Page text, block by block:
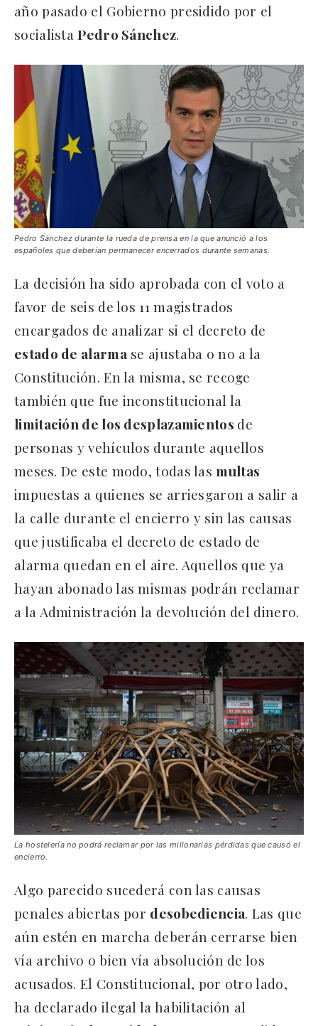
año pasado el Gobierno presidido por el
socialistaPedro Sánchez.
Pedro Sánchez durante la rueda de prensa en la que anunció a los
españoles que deberían permanecer encerrados durante semanas.
La decisión ha sido aprobada con el voto a
favor de seis de los 11 magistrados
encargados de analizar si el decreto de
estado de alarma se ajustaba o no a la
Constitución. En la misma, se recoge
también que fue inconstitucional la
limitación de los desplazamientos de
personas y vehículos durante aquellos
meses. De este modo, todas las multas
impuestas a quienes se arriesgaron a salir a
la calle durante el encierro y sin las causas
que justificaba el decreto de estado de
alarma quedan en el aire. Aquellos que ya
hayan abonado las mismas podrán reclamar
a la Administración la devolución del dinero.
La hostelería no podrá reclamar por las millonarias pérdidas que causó el
encierro.
Algo parecido sucederá con las causas
penales abiertas por desobediencia. Las que
aún estén en marcha deberán cerrarse bien
vía archivo o bien vía absolución de los
acusados. El Constitucional, por otro lado,
ha declarado ilegal la habilitación al